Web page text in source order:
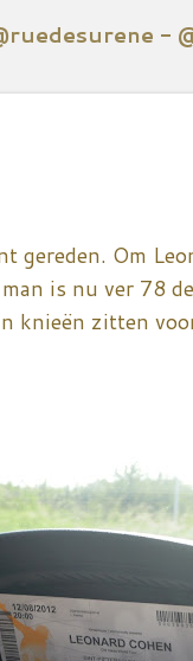
-
gereden. Om
is nu ver 78
knieën zitten